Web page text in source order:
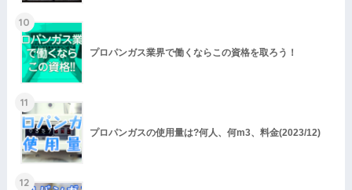
10
プロパンガス業界で働くならこの資格を取ろう！
11
プロパンガスの使用量は?何人、何m3、料金(2023/12)
12